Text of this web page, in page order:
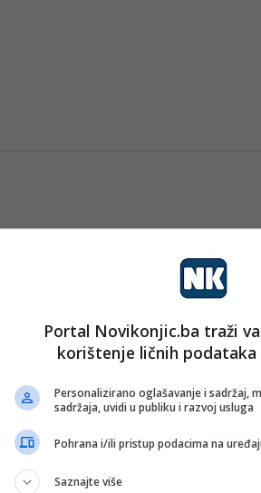
Održana feministička
tura posvećena
Inicijativa građanki/na Mostara u
nevidljiva – feministička turistička
Portal Novikonjic.ba traži
korištenje ličnih podataka
Personalizirano oglašavanje i sadržaj,
sadržaja, uvidi u publiku i razvoj usluga
Pohrana i/ili pristup podacima na
Saznajte više